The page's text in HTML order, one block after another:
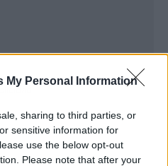
My Personal Information
sharing to third parties, or
sensitive information for
use the below opt-out
Please note that after your